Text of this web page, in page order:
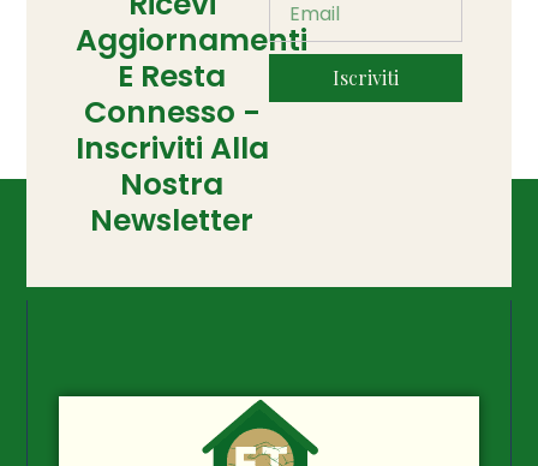
Aggiornamenti
E Resta
Connesso -
Inscriviti Alla
Nostra
Newsletter
Iscriviti